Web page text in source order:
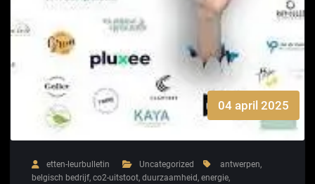
04 april 2025
etten-leurbulletin Uncategorized antwerpen,
belgisch bedrijf, co2-uitstoot, duurzaamheid, energie,